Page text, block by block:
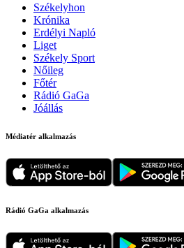
Székelyhon
Krónika
Erdélyi Napló
Liget
Székely Sport
Nőileg
Főtér
Rádió GaGa
Jóállás
Médiatér alkalmazás
Rádió GaGa alkalmazás